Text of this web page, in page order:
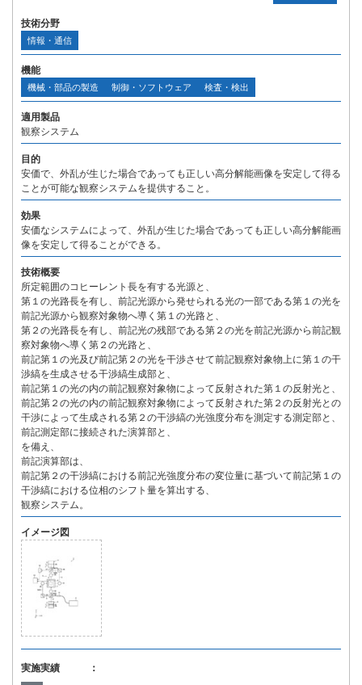
技術分野
情報・通信
機能
機械・部品の製造 制御・ソフトウェア 検査・検出
適用製品
観察システム
目的
安価で、外乱が生じた場合であっても正しい高分解能画像を安定して得る
ことが可能な観察システムを提供すること。
効果
安価なシステムによって、外乱が生じた場合であっても正しい高分解能画
像を安定して得ることができる。
技術概要
所定範囲のコヒーレント長を有する光源と、
第１の光路長を有し、前記光源から発せられる光の一部である第１の光を
前記光源から観察対象物へ導く第１の光路と、
第２の光路長を有し、前記光の残部である第２の光を前記光源から前記観
察対象物へ導く第２の光路と、
前記第１の光及び前記第２の光を干渉させて前記観察対象物上に第１の干
渉縞を生成させる干渉縞生成部と、
前記第１の光の内の前記観察対象物によって反射された第１の反射光と、
前記第２の光の内の前記観察対象物によって反射された第２の反射光との
干渉によって生成される第２の干渉縞の光強度分布を測定する測定部と、
前記測定部に接続された演算部と、
を備え、
前記演算部は、
前記第２の干渉縞における前記光強度分布の変位量に基づいて前記第１の
干渉縞における位相のシフト量を算出する、
観察システム。
イメージ図
実施実績 ：